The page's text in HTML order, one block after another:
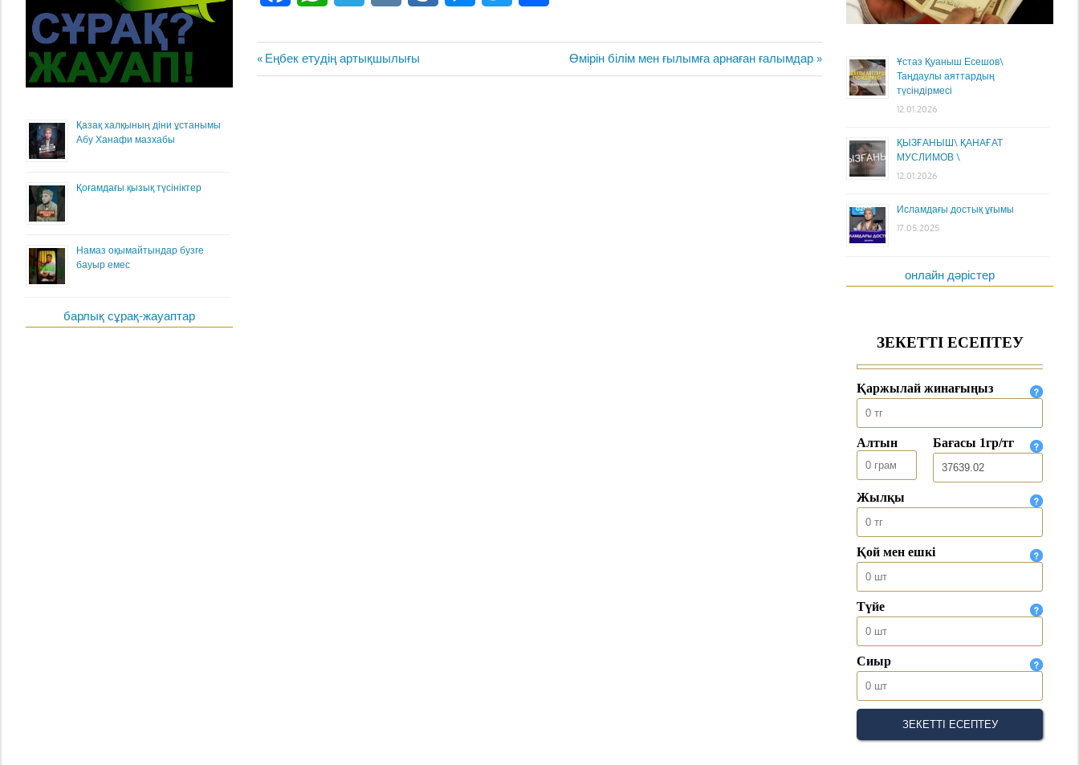
Жазба
навигациясы
Previous
Post:
Еңбек етудің артықшылығы
Next
Post:
Өмірін білім мен ғылымға арнаған ғалымдар
Қазақ халқының діни ұстанымы
Абу Ханафи мазхабы
Қоғамдағы қызық түсініктер
Намаз оқымайтындар бузге
бауыр емес
барлық сұрақ-жауаптар
Ұстаз Қуаныш Есешов\
Таңдаулы аяттардың
түсіндірмесі
12.01.2026
ҚЫЗҒАНЫШ\ ҚАНАҒАТ
МУСЛИМОВ \
12.01.2026
Исламдағы достық ұғымы
17.05.2025
онлайн дәрістер